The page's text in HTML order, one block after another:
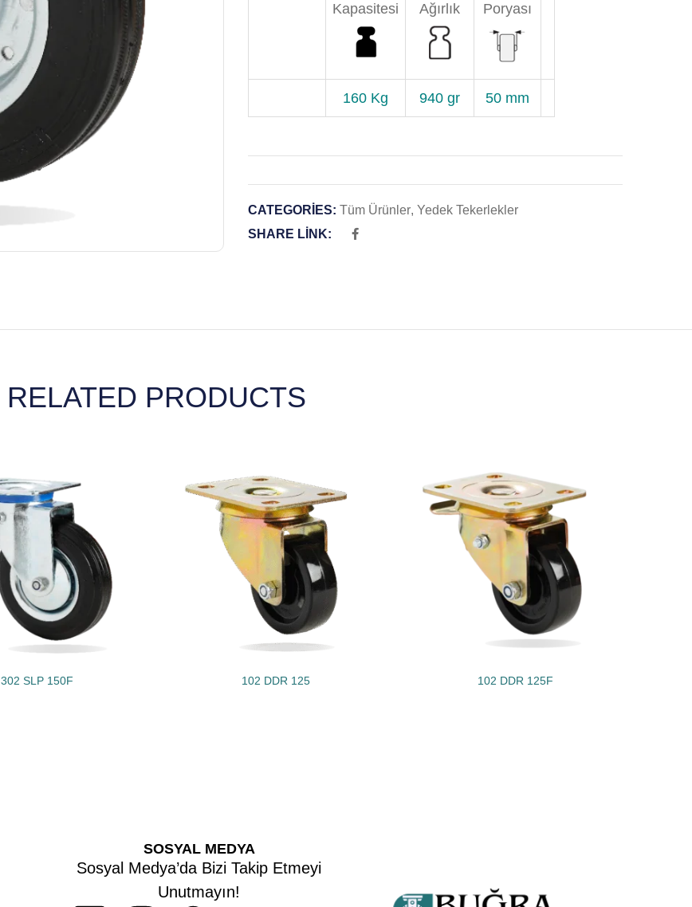
Kapasitesi
Ağırlık
Poryası
160 Kg 940 gr 50 mm
CATEGORIES: Tüm Ürünler, Yedek Tekerlekler
SHARE LINK:
RELATED PRODUCTS
302 SLP 150F 102 DDR 125 102 DDR 125F
SOSYAL MEDYA
Sosyal Medya’da Bizi Takip Etmeyi
Unutmayın!